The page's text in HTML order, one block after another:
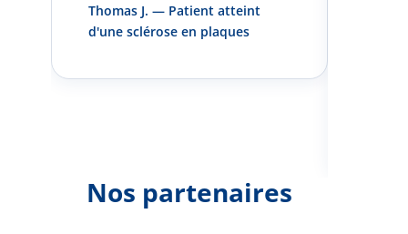
Thomas J. — Patient atteint
d'une sclérose en plaques
Nos partenaires